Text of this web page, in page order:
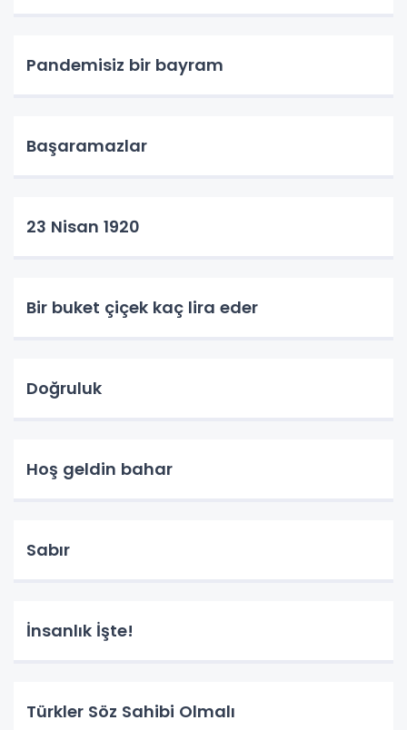
Pandemisiz bir bayram
Başaramazlar
23 Nisan 1920
Bir buket çiçek kaç lira eder
Doğruluk
Hoş geldin bahar
Sabır
İnsanlık İşte!
Türkler Söz Sahibi Olmalı